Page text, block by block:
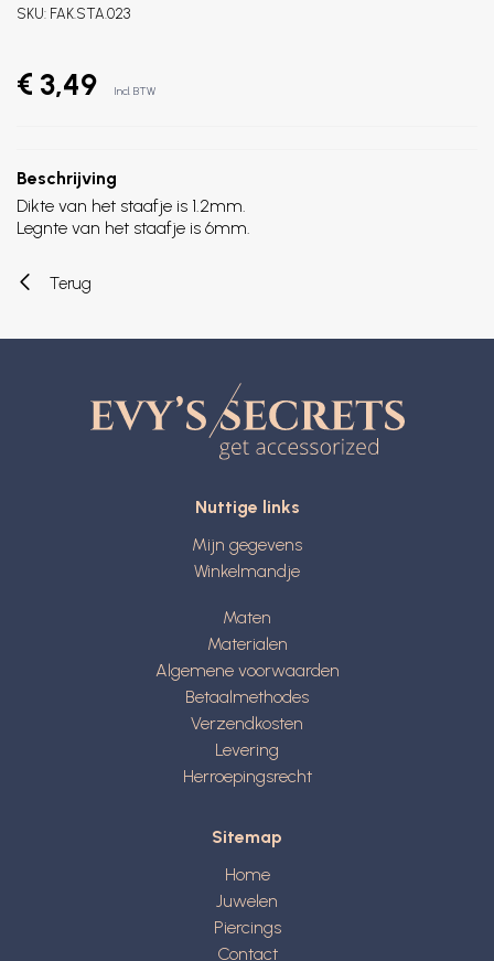
SKU: FAK.STA.023
€ 3,49 Incl. BTW
Beschrijving
Dikte van het staafje is 1.2mm.
Legnte van het staafje is 6mm.
Terug
Nuttige links
Mijn gegevens
Winkelmandje
Maten
Materialen
Algemene voorwaarden
Betaalmethodes
Verzendkosten
Levering
Herroepingsrecht
Sitemap
Home
Juwelen
Piercings
Contact